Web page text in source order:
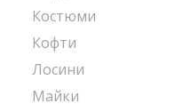
Костюми
Кофти
Лосини
Майки